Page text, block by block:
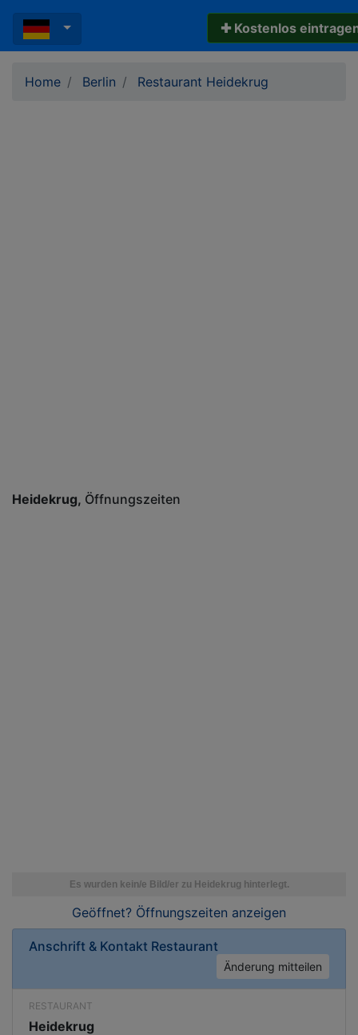
✚ Kostenlos
Home Berlin Restaurant Heidekrug
Heidekrug Öffnungszeiten
Geöffnet? Öffnungszeiten anzeigen
Anschrift & Kontakt Restaurant
Änderung mitteilen
RESTAURANT
Heidekrug